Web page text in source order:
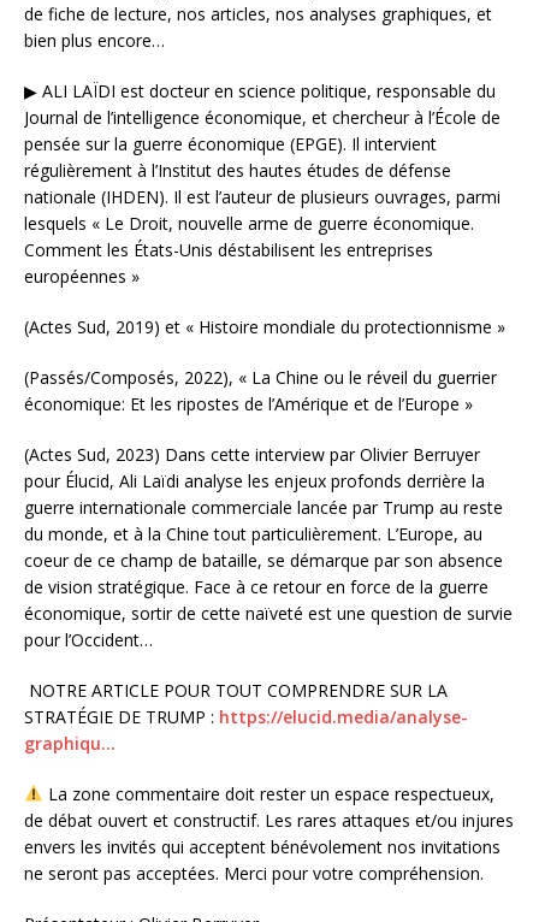
de fiche de lecture, nos articles, nos analyses graphiques, et
bien plus encore…
▶ ALI LAÏDI est docteur en science politique, responsable du
Journal de l’intelligence économique, et chercheur à l’École de
pensée sur la guerre économique (EPGE). Il intervient
régulièrement à l’Institut des hautes études de défense
nationale (IHDEN). Il est l’auteur de plusieurs ouvrages, parmi
lesquels « Le Droit, nouvelle arme de guerre économique.
Comment les États-Unis déstabilisent les entreprises
européennes »
(Actes Sud, 2019) et « Histoire mondiale du protectionnisme »
(Passés/Composés, 2022), « La Chine ou le réveil du guerrier
économique: Et les ripostes de l’Amérique et de l’Europe »
(Actes Sud, 2023) Dans cette interview par Olivier Berruyer
pour Élucid, Ali Laïdi analyse les enjeux profonds derrière la
guerre internationale commerciale lancée par Trump au reste
du monde, et à la Chine tout particulièrement. L’Europe, au
coeur de ce champ de bataille, se démarque par son absence
de vision stratégique. Face à ce retour en force de la guerre
économique, sortir de cette naïveté est une question de survie
pour l’Occident…
NOTRE ARTICLE POUR TOUT COMPRENDRE SUR LA
STRATÉGIE DE TRUMP : https://elucid.media/analyse-
graphiqu…
La zone commentaire doit rester un espace respectueux,
de débat ouvert et constructif. Les rares attaques et/ou injures
envers les invités qui acceptent bénévolement nos invitations
ne seront pas acceptées. Merci pour votre compréhension.